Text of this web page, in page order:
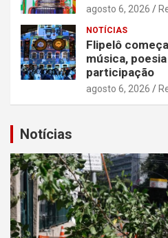
agosto 6, 2026
NOTÍCIAS
Flipelô
música,
participação
agosto 6, 2026
Notícias